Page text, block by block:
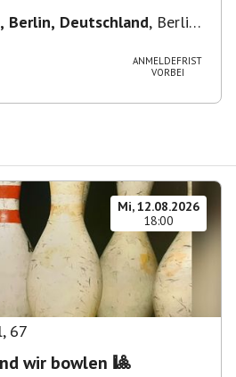
Berlin, Deutschland, Berlin-
ANMELDEFRIST
VORBEI
Mi, 12.08.2026
18:00
, 67
wir bowlen 🎱